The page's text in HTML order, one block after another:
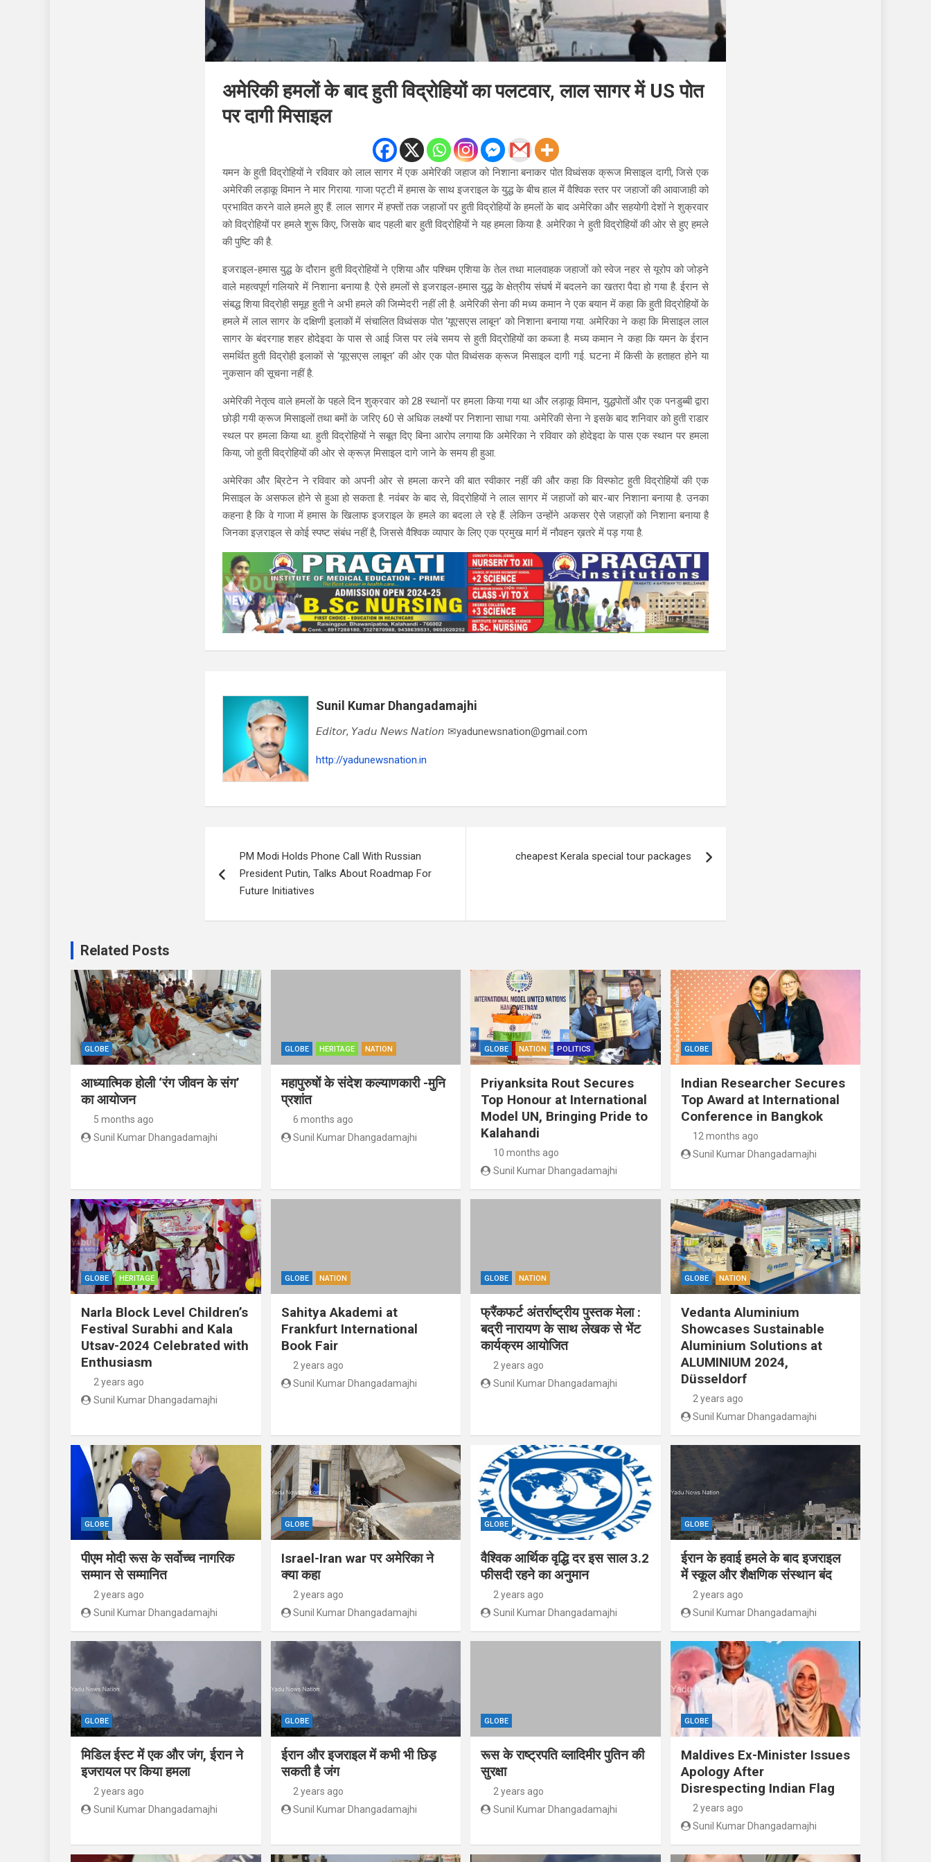
अमेरिकी हमलों के बाद हुती विद्रोहियों का पलटवार, लाल सागर में US पोत
पर दागी मिसाइल
यमन के हुती विद्रोहियों ने रविवार को लाल सागर में एक अमेरिकी जहाज को निशाना बनाकर पोत विध्वंसक क्रूज मिसाइल दागी, जिसे एक
अमेरिकी लड़ाकू विमान ने मार गिराया. गाजा पट्टी में हमास के साथ इजराइल के युद्ध के बीच हाल में वैश्विक स्तर पर जहाजों की आवाजाही को
प्रभावित करने वाले हमले हुए हैं. लाल सागर में हफ्तों तक जहाजों पर हुती विद्रोहियों के हमलों के बाद अमेरिका और सहयोगी देशों ने शुक्रवार
को विद्रोहियों पर हमले शुरू किए, जिसके बाद पहली बार हुती विद्रोहियों ने यह हमला किया है. अमेरिका ने हुती विद्रोहियों की ओर से हुए हमले
की पुष्टि की है.
इजराइल-हमास युद्ध के दौरान हुती विद्रोहियों ने एशिया और पश्चिम एशिया के तेल तथा मालवाहक जहाजों को स्वेज नहर से यूरोप को जोड़ने
वाले महत्वपूर्ण गलियारे में निशाना बनाया है. ऐसे हमलों से इजराइल-हमास युद्ध के क्षेत्रीय संघर्ष में बदलने का खतरा पैदा हो गया है. ईरान से
संबद्ध शिया विद्रोही समूह हुती ने अभी हमले की जिम्मेदरी नहीं ली है. अमेरिकी सेना की मध्य कमान ने एक बयान में कहा कि हुती विद्रोहियों के
हमले में लाल सागर के दक्षिणी इलाकों में संचालित विध्वंसक पोत ‘यूएसएस लाबून’ को निशाना बनाया गया. अमेरिका ने कहा कि मिसाइल लाल
सागर के बंदरगाह शहर होदेइदा के पास से आई जिस पर लंबे समय से हुती विद्रोहियों का कब्जा है. मध्य कमान ने कहा कि यमन के ईरान
समर्थित हुती विद्रोही इलाकों से ‘यूएसएस लाबून’ की ओर एक पोत विध्वंसक क्रूज मिसाइल दागी गई. घटना में किसी के हताहत होने या
नुकसान की सूचना नहीं है.
अमेरिकी नेतृत्व वाले हमलों के पहले दिन शुक्रवार को 28 स्थानों पर हमला किया गया था और लड़ाकू विमान, युद्धपोतों और एक पनडुब्बी द्वारा
छोड़ी गयी क्रूज मिसाइलों तथा बमों के जरिए 60 से अधिक लक्ष्यों पर निशाना साधा गया. अमेरिकी सेना ने इसके बाद शनिवार को हुती राडार
स्थल पर हमला किया था. हुती विद्रोहियों ने सबूत दिए बिना आरोप लगाया कि अमेरिका ने रविवार को होदेइदा के पास एक स्थान पर हमला
किया, जो हुती विद्रोहियों की ओर से क्रूज़ मिसाइल दागे जाने के समय ही हुआ.
अमेरिका और ब्रिटेन ने रविवार को अपनी ओर से हमला करने की बात स्वीकार नहीं की और कहा कि विस्फोट हुती विद्रोहियों की एक
मिसाइल के असफल होने से हुआ हो सकता है. नवंबर के बाद से, विद्रोहियों ने लाल सागर में जहाजों को बार-बार निशाना बनाया है. उनका
कहना है कि वे गाजा में हमास के खिलाफ इजराइल के हमले का बदला ले रहे हैं. लेकिन उन्होंने अकसर ऐसे जहाज़ों को निशाना बनाया है
जिनका इज़राइल से कोई स्पष्ट संबंध नहीं है, जिससे वैश्विक व्यापार के लिए एक प्रमुख मार्ग में नौवहन ख़तरे में पड़ गया है.
Sunil Kumar Dhangadamajhi
𝘌𝘥𝘪𝘵𝘰𝘳, 𝘠𝘢𝘥𝘶 𝘕𝘦𝘸𝘴 𝘕𝘢𝘵𝘪𝘰𝘯 ✉yadunewsnation@gmail.com
http://yadunewsnation.in
navigation
PM Modi Holds Phone Call With Russian
President Putin, Talks About Roadmap For
Future Initiatives
cheapest Kerala special tour packages
Related Posts
GLOBE
आध्यात्मिक होली ‘रंग जीवन के संग’
का आयोजन
5 months ago
Sunil Kumar Dhangadamajhi
GLOBE HERITAGE NATION
महापुरुषों के संदेश कल्याणकारी -मुनि
प्रशांत
6 months ago
Sunil Kumar Dhangadamajhi
GLOBE NATION POLITICS
Priyanksita Rout Secures
Top Honour at International
Model UN, Bringing Pride to
Kalahandi
10 months ago
Sunil Kumar Dhangadamajhi
GLOBE
Indian Researcher Secures
Top Award at International
Conference in Bangkok
12 months ago
Sunil Kumar Dhangadamajhi
GLOBE HERITAGE
Narla Block Level Children’s
Festival Surabhi and Kala
Utsav-2024 Celebrated with
Enthusiasm
2 years ago
Sunil Kumar Dhangadamajhi
GLOBE NATION
Sahitya Akademi at
Frankfurt International
Book Fair
2 years ago
Sunil Kumar Dhangadamajhi
GLOBE NATION
फ्रैंकफर्ट अंतर्राष्ट्रीय पुस्तक मेला :
बद्री नारायण के साथ लेखक से भेंट
कार्यक्रम आयोजित
2 years ago
Sunil Kumar Dhangadamajhi
GLOBE NATION
Vedanta Aluminium
Showcases Sustainable
Aluminium Solutions at
ALUMINIUM 2024,
Düsseldorf
2 years ago
Sunil Kumar Dhangadamajhi
GLOBE
पीएम मोदी रूस के सर्वोच्च नागरिक
सम्मान से सम्मानित
2 years ago
Sunil Kumar Dhangadamajhi
GLOBE
Israel-Iran war पर अमेरिका ने
क्या कहा
2 years ago
Sunil Kumar Dhangadamajhi
GLOBE
वैश्विक आर्थिक वृद्धि दर इस साल 3.2
फीसदी रहने का अनुमान
2 years ago
Sunil Kumar Dhangadamajhi
GLOBE
ईरान के हवाई हमले के बाद इजराइल
में स्कूल और शैक्षणिक संस्थान बंद
2 years ago
Sunil Kumar Dhangadamajhi
GLOBE
मिडिल ईस्ट में एक और जंग, ईरान ने
इजरायल पर किया हमला
2 years ago
Sunil Kumar Dhangadamajhi
GLOBE
ईरान और इजराइल में कभी भी छिड़
सकती है जंग
2 years ago
Sunil Kumar Dhangadamajhi
GLOBE
रूस के राष्ट्रपति व्लादिमीर पुतिन की
सुरक्षा
2 years ago
Sunil Kumar Dhangadamajhi
GLOBE
Maldives Ex-Minister Issues
Apology After
Disrespecting Indian Flag
2 years ago
Sunil Kumar Dhangadamajhi